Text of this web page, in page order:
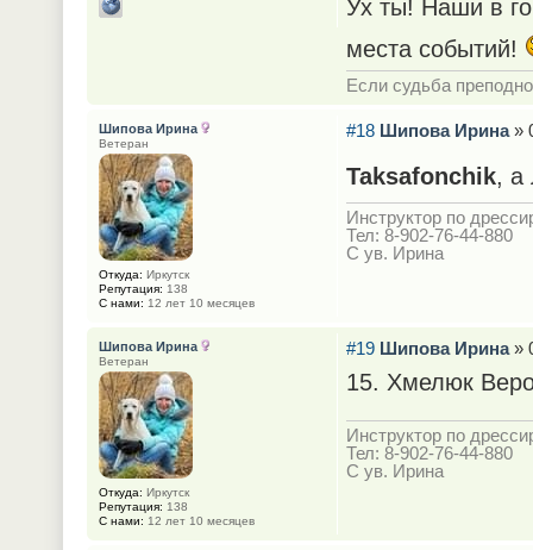
Ух ты! Наши в
места событий!
Если судьба
#18 Шипова Ирина»
Taksafonchik, а
Инструктор по
Тел: 8-902-76-44-880
С ув. Ирина
Шипова Ирина
Ветеран
Откуда: Иркутск
Репутация: 138
С нами: 12 лет 10 месяцев
#19 Шипова Ирина»
15. Хмелюк
Инструктор по
Тел: 8-902-76-44-880
С ув. Ирина
Шипова Ирина
Ветеран
Откуда: Иркутск
Репутация: 138
С нами: 12 лет 10 месяцев